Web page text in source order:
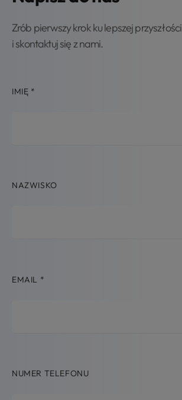
Zrób pierwszy krok ku lepszej przyszłości
i skontaktuj się z nami.
IMIĘ *
NAZWISKO
EMAIL *
NUMER TELEFONU